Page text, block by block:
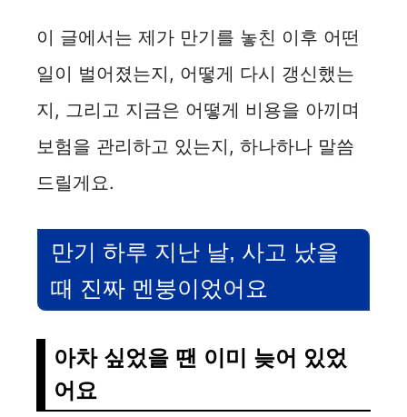
이 글에서는 제가 만기를 놓친 이후 어떤
일이 벌어졌는지, 어떻게 다시 갱신했는
지, 그리고 지금은 어떻게 비용을 아끼며
보험을 관리하고 있는지, 하나하나 말씀
드릴게요.
만기 하루 지난 날, 사고 났을
때 진짜 멘붕이었어요
아차 싶었을 땐 이미 늦어 있었
어요